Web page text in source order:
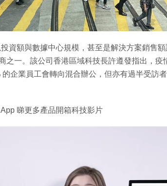
投資額與數據中心規模，甚至是解決方案銷售
之一。該公司香港區域科技長許遵發指出，
企業員工會轉向混合辦公，但亦有過半受訪
App 睇更多產品開箱科技影片